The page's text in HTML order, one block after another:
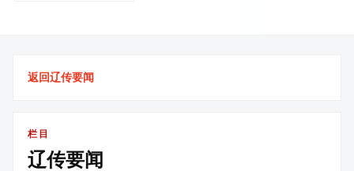
返回辽传要闻
栏目
辽传要闻